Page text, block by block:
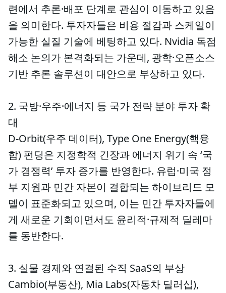
련에서 추론·배포 단계로 관심이 이동하고 있음
을 의미한다. 투자자들은 비용 절감과 스케일이
가능한 실질 기술에 베팅하고 있다. Nvidia 독점
해소 논의가 본격화되는 가운데, 광학·오픈소스
기반 추론 솔루션이 대안으로 부상하고 있다.
2. 국방·우주·에너지 등 국가 전략 분야 투자 확
대
D-Orbit(우주 데이터), Type One Energy(핵융
합) 펀딩은 지정학적 긴장과 에너지 위기 속 ‘국
가 경쟁력’ 투자 증가를 반영한다. 유럽·미국 정
부 지원과 민간 자본이 결합되는 하이브리드 모
델이 표준화되고 있으며, 이는 민간 투자자들에
게 새로운 기회이면서도 윤리적·규제적 딜레마
를 동반한다.
3. 실물 경제와 연결된 수직 SaaS의 부상
Cambio(부동산), Mia Labs(자동차 딜러십),